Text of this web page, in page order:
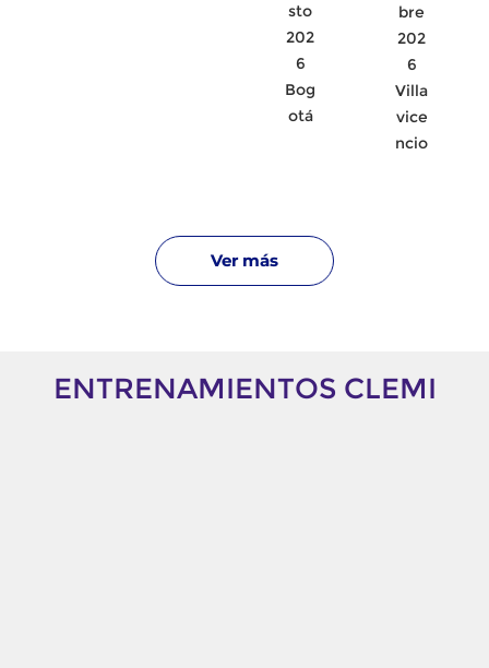
sto
202
6
Bog
otá
bre
202
6
Villa
vice
ncio
Ver más
ENTRENAMIENTOS CLEMI